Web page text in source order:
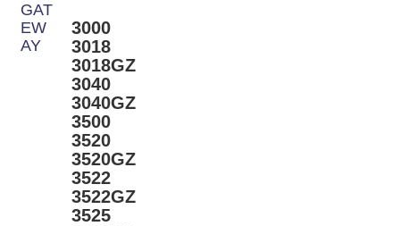
GAT
EW
AY
3000
3018
3018GZ
3040
3040GZ
3500
3520
3520GZ
3522
3522GZ
3525